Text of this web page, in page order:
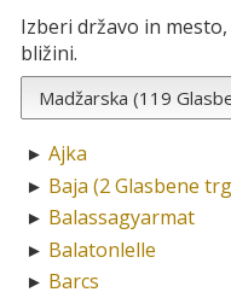
Izberi državo in
bližini.
► Ajka
► Baja (2 Glasbene
► Balassagyarmat
► Balatonlelle
► Barcs